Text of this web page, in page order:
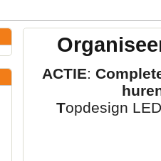
ACTIE:
Topdesign